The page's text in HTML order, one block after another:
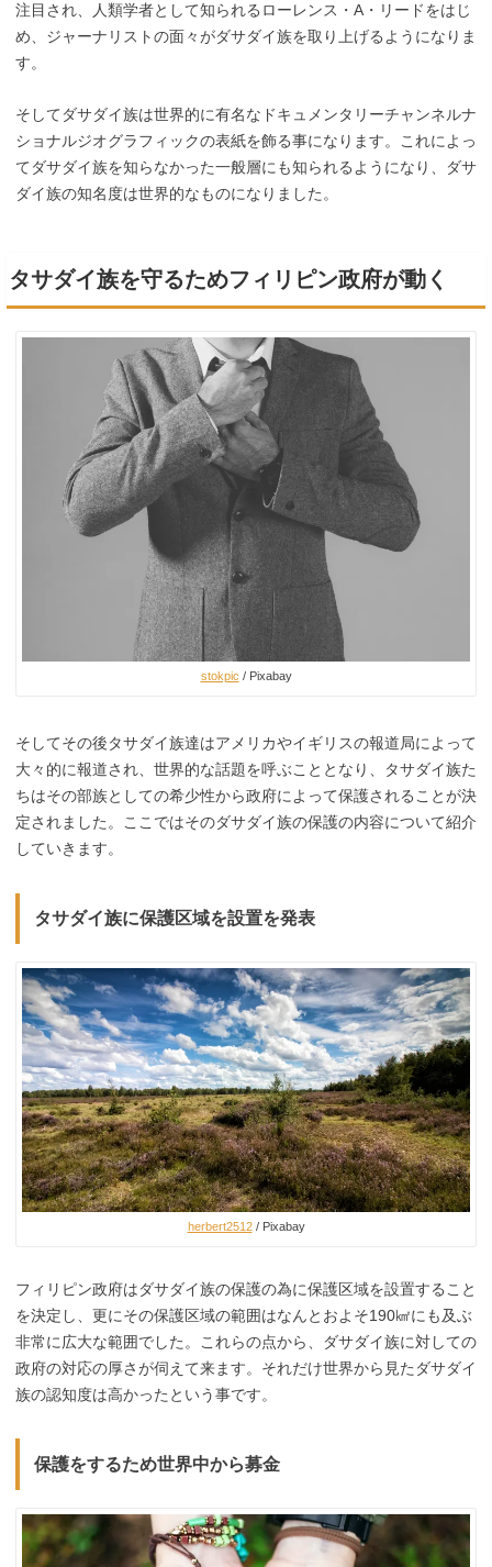
注目され、人類学者として知られるローレンス・A・リードをはじ
め、ジャーナリストの面々がダサダイ族を取り上げるようになりま
す。
そしてダサダイ族は世界的に有名なドキュメンタリーチャンネルナ
ショナルジオグラフィックの表紙を飾る事になります。これによっ
てダサダイ族を知らなかった一般層にも知られるようになり、ダサ
ダイ族の知名度は世界的なものになりました。
タサダイ族を守るためフィリピン政府が動く
stokpic / Pixabay
そしてその後タサダイ族達はアメリカやイギリスの報道局によって
大々的に報道され、世界的な話題を呼ぶこととなり、タサダイ族た
ちはその部族としての希少性から政府によって保護されることが決
定されました。ここではそのダサダイ族の保護の内容について紹介
していきます。
タサダイ族に保護区域を設置を発表
herbert2512/ Pixabay
フィリピン政府はダサダイ族の保護の為に保護区域を設置すること
を決定し、更にその保護区域の範囲はなんとおよそ190㎢にも及ぶ
非常に広大な範囲でした。これらの点から、ダサダイ族に対しての
政府の対応の厚さが伺えて来ます。それだけ世界から見たダサダイ
族の認知度は高かったという事です。
保護をするため世界中から募金